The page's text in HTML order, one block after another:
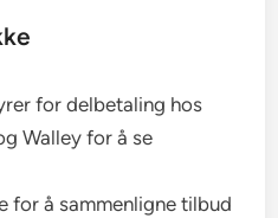
for delbetaling hos
Walley for å se
for å sammenligne tilbud